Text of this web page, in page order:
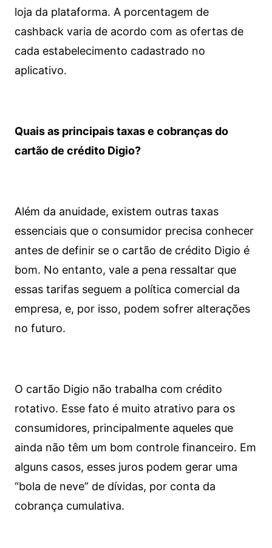
loja da plataforma. A porcentagem de
cashback varia de acordo com as ofertas de
cada estabelecimento cadastrado no
aplicativo.
Quais as principais taxas e cobranças do
cartão de crédito Digio?
Além da anuidade, existem outras taxas
essenciais que o consumidor precisa conhecer
antes de definir se o cartão de crédito Digio é
bom. No entanto, vale a pena ressaltar que
essas tarifas seguem a política comercial da
empresa, e, por isso, podem sofrer alterações
no futuro.
O cartão Digio não trabalha com crédito
rotativo. Esse fato é muito atrativo para os
consumidores, principalmente aqueles que
ainda não têm um bom controle financeiro. Em
alguns casos, esses juros podem gerar uma
“bola de neve” de dívidas, por conta da
cobrança cumulativa.